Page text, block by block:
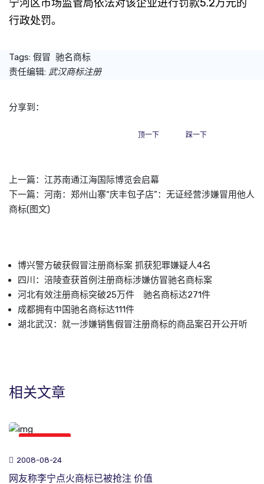
宁河区市场监管局依法对该企业进行罚款5.2万元的
行政处罚。
Tags: 假冒 驰名商标
责任编辑: 武汉商标注册
分享到：
顶一下 踩一下
上一篇： 江苏南通江海国际博览会启幕
下一篇： 河南：郑州山寨“庆丰包子店”：无证经营涉嫌冒用他人
商标(图文)
博兴警方破获假冒注册商标案 抓获犯罪嫌疑人4名
四川：涪陵查获首例注册商标涉嫌仿冒驰名商标案
河北有效注册商标突破25万件 驰名商标达271件
成都拥有中国驰名商标达111件
湖北武汉：就一涉嫌销售假冒注册商标的商品案召开公开听
相关文章
2008-08-24
网友称李宁点火商标已被抢注 价值